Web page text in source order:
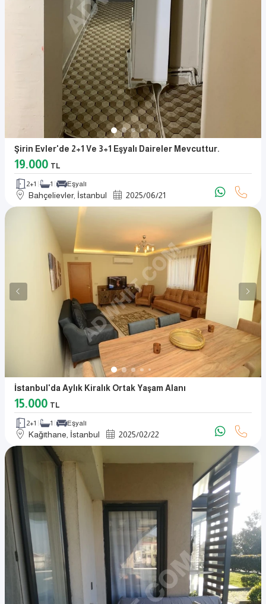
Şirin Evler'de 2+1 Ve 3+1 Eşyalı Daireler Mevcuttur.
19.000 TL
2+1 1 Eşyalı
Bahçelievler, İstanbul 2025/06/21
İstanbul'da Aylık Kiralık Ortak Yaşam Alanı
15.000 TL
2+1 1 Eşyalı
Kağıthane, İstanbul 2025/02/22